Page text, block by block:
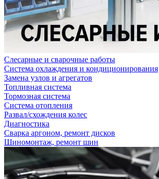
Слесарные и сварочные работы
Система охлаждения и кондиционирования
Замена узлов и агрегатов
Топливная система
Тормозная система
Система отопления
Развал/схождения колес
Диагностика
Сварка аргоном, ремонт дисков
Шиномонтаж, ремонт шин